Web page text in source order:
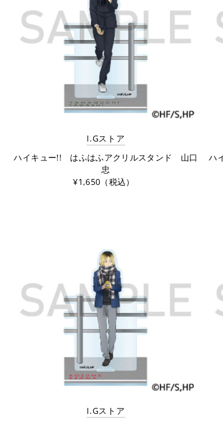
I.Gストア
ハイキュー!! はふはふアクリルスタンド 山口
忠
¥1,650（税込）
ハ
I.Gストア